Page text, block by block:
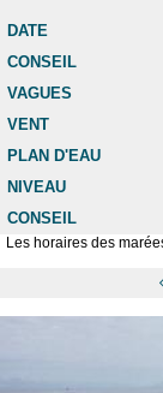
DATE
CONSEIL
VAGUES
VENT
PLAN D'EAU
NIVEAU
CONSEIL
Les horaires des